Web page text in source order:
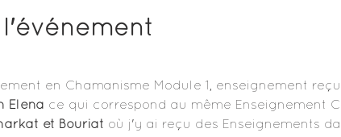
en Chamanisme Module 1, enseignement
Elena ce qui correspond au même Enseignement
et Bouriat où j'y ai reçu des Enseignements